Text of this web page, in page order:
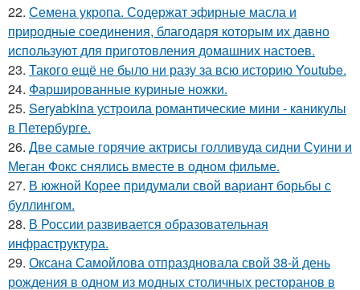
22. Семена укропа. Содержат эфирные масла и
природные соединения, благодаря которым их давно
используют для приготовления домашних настоев.
23. Такого ещё не было ни разу за всю историю Youtube.
24. Фаршированные куриные ножки.
25. Seryabkina устроила романтические мини - каникулы
в Петербурге.
26. Две самые горячие актрисы голливуда сидни Суини и
Меган Фокс снялись вместе в одном фильме.
27. В южной Корее придумали свой вариант борьбы с
буллингом.
28. В России развивается образовательная
инфраструктура.
29. Оксана Самойлова отпраздновала свой 38-й день
рождения в одном из модных столичных ресторанов в